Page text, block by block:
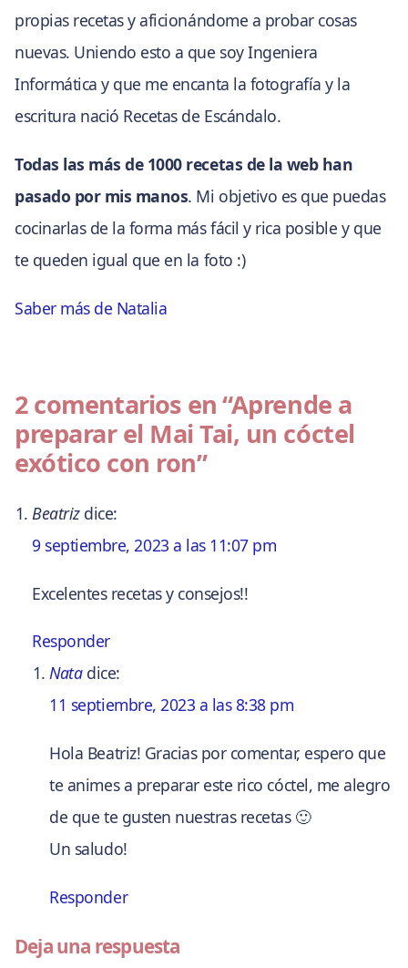
propias recetas y aficionándome a probar cosas
nuevas. Uniendo esto a que soy Ingeniera
Informática y que me encanta la fotografía y la
escritura nació Recetas de Escándalo.
Todas las más de 1000 recetas de la web han
pasado por mis manos. Mi objetivo es que puedas
cocinarlas de la forma más fácil y rica posible y que
te queden igual que en la foto :)
Saber más de Natalia
2 comentarios en“Aprende a
preparar el Mai Tai, un cóctel
exótico con ron”
Beatriz dice:
9 septiembre, 2023 a las 11:07 pm
Excelentes recetas y consejos!!
Responder
Nata dice:
11 septiembre, 2023 a las 8:38 pm
Hola Beatriz! Gracias por comentar, espero que
te animes a preparar este rico cóctel, me alegro
de que te gusten nuestras recetas 🙂
Un saludo!
Responder
Deja una respuesta